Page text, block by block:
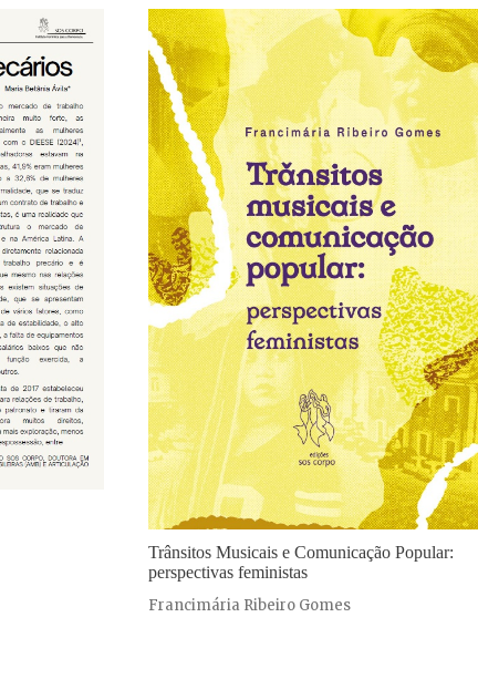
Trânsitos Musicais e Comunicação Popular:
perspectivas feministas
Francimária Ribeiro Gomes